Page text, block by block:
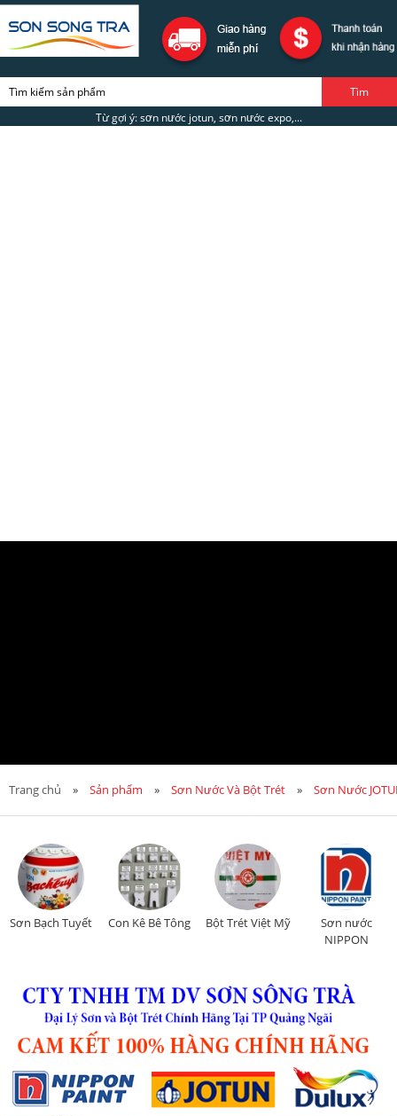
Từ gợi ý: sơn nước jotun, sơn nước expo,...
Trang chủ » Sản phẩm » Sơn Nước Và Bột Trét » Sơn Nước
Con Kê Bê Tông Bột Trét Việt Mỹ
Sơn nước
Sơn nước
DULUX